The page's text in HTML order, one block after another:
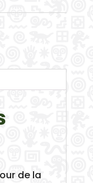
de la